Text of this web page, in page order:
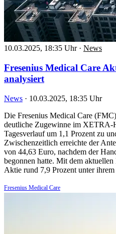
10.03.2025, 18:35 Uhr · News
Fresenius Medical Care
analysiert
News · 10.03.2025, 18:35 Uhr
Die Fresenius Medical Care
deutliche Zugewinne im XETRA-
Tagesverlauf um 1,1 Prozent zu
Zwischenzeitlich erreichte der
von 44,63 Euro, nachdem der
begonnen hatte. Mit dem
Aktie rund 7,9 Prozent unter
Fresenius Medical Care